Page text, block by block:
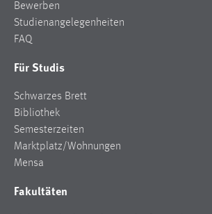
Bewerben
Studienangelegenheiten
FAQ
Für Studis
Schwarzes Brett
Bibliothek
Semesterzeiten
Marktplatz/Wohnungen
Mensa
Fakultäten